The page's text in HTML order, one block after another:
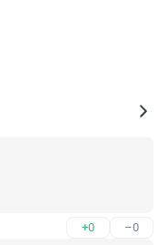
+0 –0